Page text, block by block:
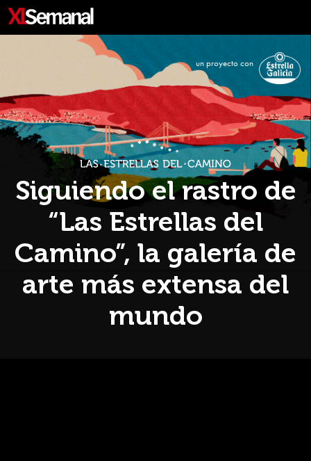
ACTUALIDAD CONOCER
CARTAS DE LOS LECTORES VÍDEOS
un proyecto con
Siguiendo el rastro de
“Las Estrellas del
Camino”, la galería de
arte más extensa del
mundo